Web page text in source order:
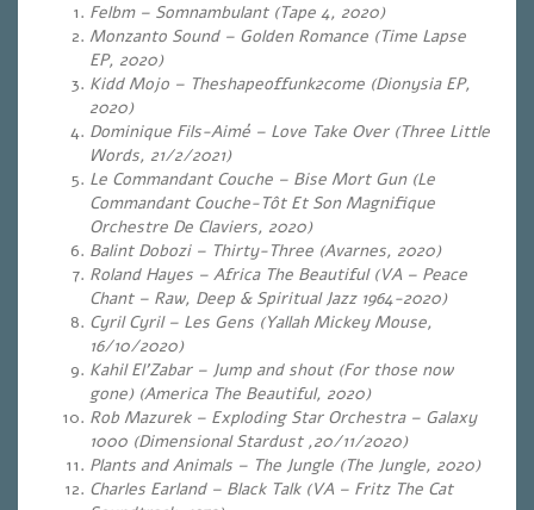
Felbm – Somnambulant (Tape 4, 2020)
Monzanto Sound – Golden Romance (Time Lapse
EP, 2020)
Kidd Mojo – Theshapeoffunk2come (Dionysia EP,
2020)
Dominique Fils-Aimé – Love Take Over (Three Little
Words, 21/2/2021)
Le Commandant Couche – Bise Mort Gun (Le
Commandant Couche-Tôt Et Son Magnifique
Orchestre De Claviers, 2020)
Balint Dobozi – Thirty-Three (Avarnes, 2020)
Roland Hayes – Africa The Beautiful (VA – Peace
Chant – Raw, Deep & Spiritual Jazz 1964-2020)
Cyril Cyril – Les Gens (Yallah Mickey Mouse,
16/10/2020)
Kahil El’Zabar – Jump and shout (For those now
gone) (America The Beautiful, 2020)
Rob Mazurek – Exploding Star Orchestra – Galaxy
1000 (Dimensional Stardust ,20/11/2020)
Plants and Animals – The Jungle (The Jungle, 2020)
Charles Earland – Black Talk (VA – Fritz The Cat